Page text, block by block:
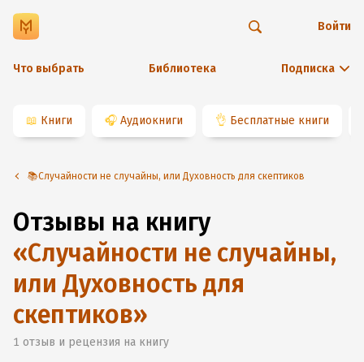
Что выбрать Библиотека Подписка
Войти
📖 Книги 🎧 Аудиокниги 👌 Бесплатные книги
📚Случайности не случайны, или Духовность для скептиков
Отзывы на книгу
«Случайности не случайны,
или Духовность для
скептиков»
1 отзыв и рецензия на книгу